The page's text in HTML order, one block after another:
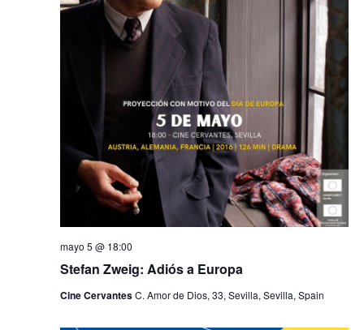
Stefan Zweig: Adiós a Europa
mayo 5 @ 18:00
Cine CervantesC. Amor de Dios, 33, Sevilla, Sevilla, Spain